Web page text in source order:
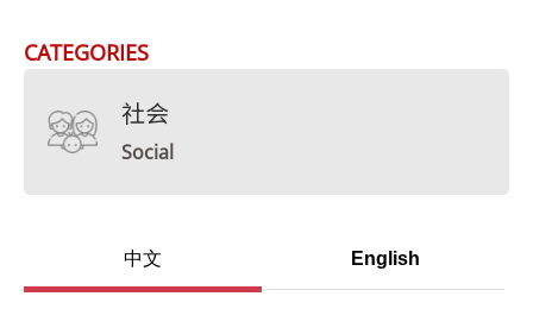
CATEGORIES
社会
Social
中文 English